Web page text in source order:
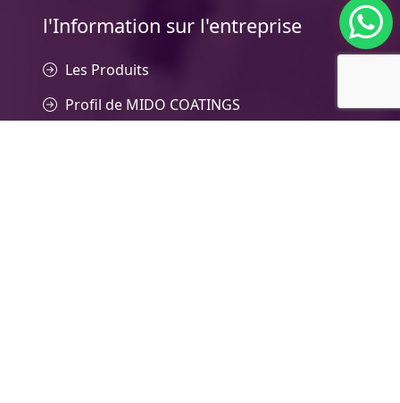
l'Information sur l'entreprise
Les Produits
Profil de MIDO COATINGS